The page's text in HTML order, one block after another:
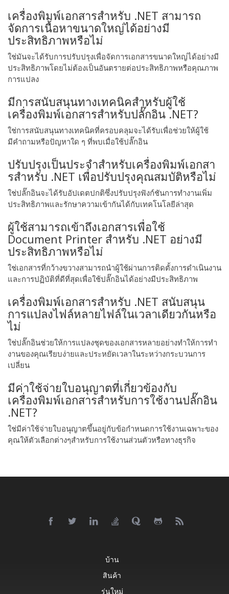
เครื่องพิมพ์เอกสารสําหรับ .NET สามารถ
จัดการเนื้อหาขนาดใหญ่ได้อย่างมี
ประสิทธิภาพหรือไม่
ใช่มันจะได้รับการปรับปรุงเพื่อจัดการเอกสารขนาดใหญ่ได้อย่างมี
ประสิทธิภาพโดยไม่ต้องเป็นอันตรายต่อประสิทธิภาพหรือคุณภาพ
การแปลง
มีการสนับสนุนทางเทคนิคสําหรับผู้ใช้
เครื่องพิมพ์เอกสารสําหรับปลั๊กอิน .NET?
ใช่การสนับสนุนทางเทคนิคที่ครอบคลุมจะได้รับเพื่อช่วยให้ผู้ใช้
มีคําถามหรือปัญหาใด ๆ ที่พบเมื่อใช้ปลั๊กอิน
ปรับปรุงเป็นประจําสําหรับเครื่องพิมพ์เอกสา
รสําหรับ .NET เพื่อปรับปรุงคุณสมบัติหรือไม่
ใช่ปลั๊กอินจะได้รับอัปเดตปกติซึ่งปรับปรุงฟังก์ชันการทํางานเพิ่ม
ประสิทธิภาพและรักษาความเข้ากันได้กับเทคโนโลยีล่าสุด
ผู้ใช้สามารถเข้าถึงเอกสารเพื่อใช้
Document Printer สําหรับ .NET อย่างมี
ประสิทธิภาพหรือไม่
ใช่เอกสารที่กว้างขวางสามารถนําผู้ใช้ผ่านการติดตั้งการดําเนินงาน
และการปฏิบัติที่ดีที่สุดเพื่อใช้ปลั๊กอินได้อย่างมีประสิทธิภาพ
เครื่องพิมพ์เอกสารสําหรับ .NET สนับสนุน
การแปลงไฟล์หลายไฟล์ในเวลาเดียวกันหรือ
ไม่
ใช่ปลั๊กอินช่วยให้การแปลงชุดของเอกสารหลายอย่างทําให้การทํา
งานของคุณเรียบง่ายและประหยัดเวลาในระหว่างกระบวนการ
เปลี่ยน
มีค่าใช้จ่ายใบอนุญาตที่เกี่ยวข้องกับ
เครื่องพิมพ์เอกสารสําหรับการใช้งานปลั๊กอิน
.NET?
ใช่มีค่าใช้จ่ายใบอนุญาตขึ้นอยู่กับข้อกําหนดการใช้งานเฉพาะของ
คุณให้ตัวเลือกต่างๆสําหรับการใช้งานส่วนตัวหรือทางธุรกิจ
บ้าน
สินค้า
รุ่นใหม่